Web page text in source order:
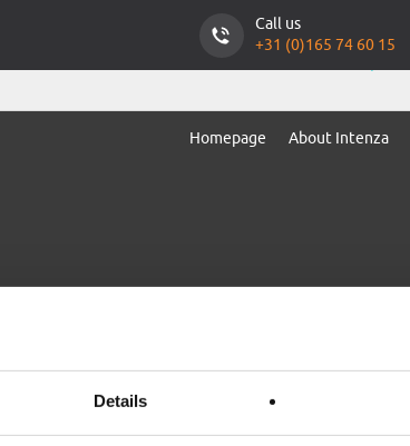
Details
Call us
+31 (0)165 74 60 15
Homepage About Intenza
495 reviews